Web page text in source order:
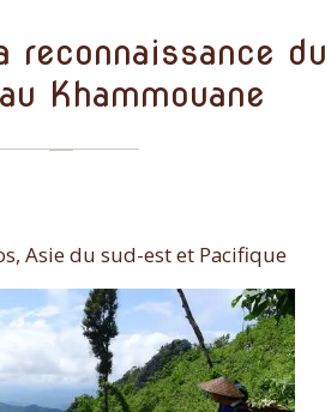
reconnaissance du
Khammouane
Asie du sud-est et Pacifique